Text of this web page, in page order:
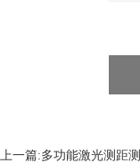
上一篇:多功能激光测距